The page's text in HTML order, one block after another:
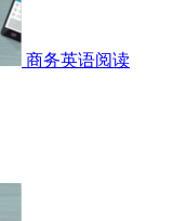
商务英语阅读